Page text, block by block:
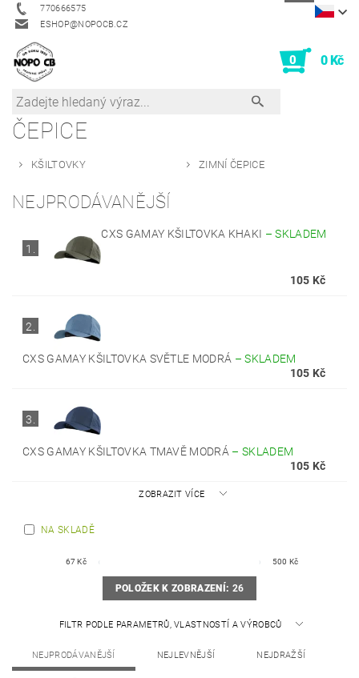
770666575
ESHOP@NOPOCB.CZ
0 0 Kč
ČEPICE
KŠILTOVKY ZIMNÍ ČEPICE
NEJPRODÁVANĚJŠÍ
1.
CXS GAMAY KŠILTOVKA KHAKI –SKLADEM
105 Kč
2.
CXS GAMAY KŠILTOVKA SVĚTLE MODRÁ –SKLADEM
105 Kč
3.
CXS GAMAY KŠILTOVKA TMAVĚ MODRÁ –SKLADEM
105 Kč
ZOBRAZIT VÍCE
NA SKLADĚ
67Kč 500 Kč
POLOŽEK K ZOBRAZENÍ: 26
FILTR PODLE PARAMETRŮ, VLASTNOSTÍ A VÝROBCŮ
NEJPRODÁVANĚJŠÍ NEJLEVNĚJŠÍ NEJDRAŽŠÍ